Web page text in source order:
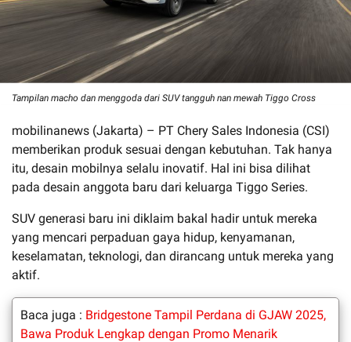
Tampilan macho dan menggoda dari SUV tangguh nan mewah Tiggo Cross
mobilinanews (Jakarta) – PT Chery Sales Indonesia (CSI)
memberikan produk sesuai dengan kebutuhan. Tak hanya
itu, desain mobilnya selalu inovatif. Hal ini bisa dilihat
pada desain anggota baru dari keluarga Tiggo Series.
SUV generasi baru ini diklaim bakal hadir untuk mereka
yang mencari perpaduan gaya hidup, kenyamanan,
keselamatan, teknologi, dan dirancang untuk mereka yang
aktif.
Baca juga : Bridgestone Tampil Perdana di GJAW 2025,
Bawa Produk Lengkap dengan Promo Menarik